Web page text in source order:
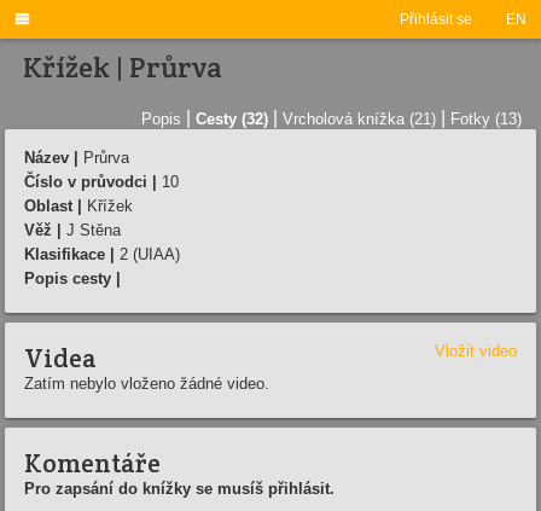
Přihlásit se EN

Křížek | Průrva
Popis Cesty (32) Vrcholová knížka (21) Fotky (13)
Název |
Průrva
Číslo v průvodci |
10
Oblast |
Křížek
Věž |
J Stěna
Klasifikace |
2 (UIAA)
Popis cesty |
Videa
Vložit video
Zatím nebylo vloženo žádné video.
Komentáře
Pro zapsání do knížky se musíš přihlásit.